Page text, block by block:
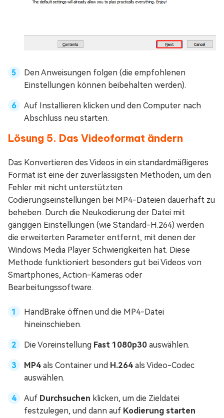
Den Anweisungen folgen (die empfohlenen
Einstellungen können beibehalten werden).
Auf Installieren klicken und den Computer nach
Abschluss neu starten.
Lösung 5. Das Videoformat ändern
Das Konvertieren des Videos in ein standardmäßigeres
Format ist eine der zuverlässigsten Methoden, um den
Fehler mit nicht unterstützten
Codierungseinstellungen bei MP4-Dateien dauerhaft zu
beheben. Durch die Neukodierung der Datei mit
gängigen Einstellungen (wie Standard-H.264) werden
die erweiterten Parameter entfernt, mit denen der
Windows Media Player Schwierigkeiten hat. Diese
Methode funktioniert besonders gut bei Videos von
Smartphones, Action-Kameras oder
Bearbeitungssoftware.
HandBrake öffnen und die MP4-Datei
hineinschieben.
Die Voreinstellung Fast 1080p30 auswählen.
MP4 als Container und H.264 als Video-Codec
auswählen.
Auf Durchsuchen klicken, um die Zieldatei
festzulegen, und dann auf Kodierung starten